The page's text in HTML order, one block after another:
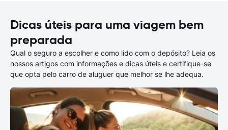
Dicas úteis para uma viagem bem
preparada
Qual o seguro a escolher e como lido com o depósito? Leia os
nossos artigos com informações e dicas úteis e certifique-se
que opta pelo carro de aluguer que melhor se lhe adequa.